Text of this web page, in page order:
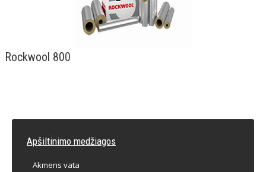
Rockwool 800
Apšiltinimo medžiagos
Akmens vata